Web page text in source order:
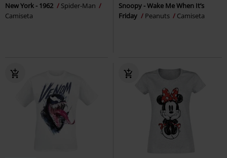
New York - 1962
Spider-Man
Camiseta
Snoopy - Wake Me When It’s
Friday
Peanuts Camiseta